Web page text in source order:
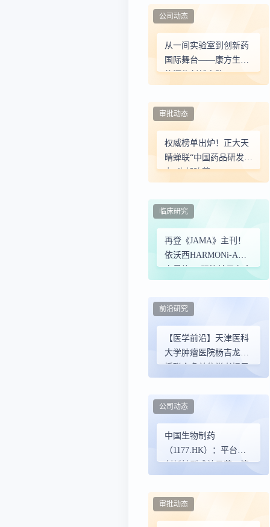
期研究首例入组
从一间实验室到创新药
国际舞台——康方生物
的源头创新之路
公司动态
权威榜单出炉！正大天
晴蝉联“中国药品研发实
力”头部阵营
审批动态
再登《JAMA》主刊！
依沃西HARMONi-A研
究最终OS阳性结果在全
临床研究
【医学前沿】天津医科
大学肿瘤医院杨吉龙教
授联合多单位学者揭示
编码调控新机制
前沿研究
中国生物制药
（1177.HK）：平台化
创新转型成效显著，管
估
公司动态
审批动态